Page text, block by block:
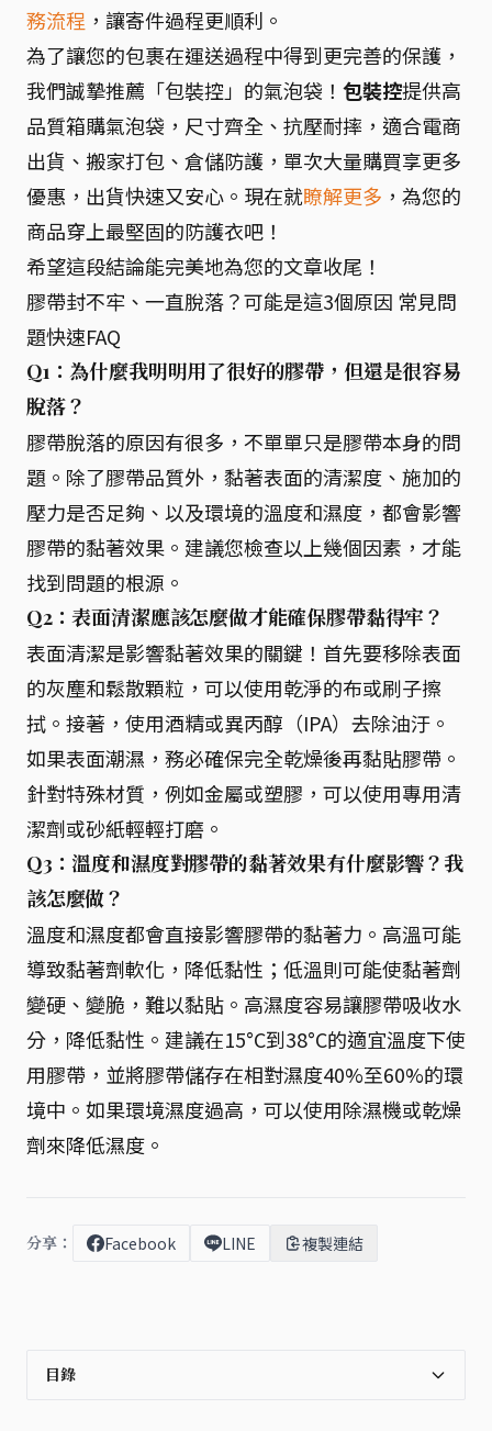
務流程 ，讓寄件過程更順利。
為了讓您的包裹在運送過程中得到更完善的保護，
我們誠摯推薦「包裝控」的氣泡袋！ 包裝控提供高
品質箱購氣泡袋，尺寸齊全、抗壓耐摔，適合電商
出貨、搬家打包、倉儲防護，單次大量購買享更多
優惠，出貨快速又安心。現在就瞭解更多 ，為您的
商品穿上最堅固的防護衣吧！
希望這段結論能完美地為您的文章收尾！
膠帶封不牢、一直脫落？可能是這3個原因 常見問
題快速FAQ
Q1：為什麼我明明用了很好的膠帶，但還是很容易
脫落？
膠帶脫落的原因有很多，不單單只是膠帶本身的問
題。除了膠帶品質外，黏著表面的清潔度、施加的
壓力是否足夠、以及環境的溫度和濕度，都會影響
膠帶的黏著效果。建議您檢查以上幾個因素，才能
找到問題的根源。
Q2：表面清潔應該怎麼做才能確保膠帶黏得牢？
表面清潔是影響黏著效果的關鍵！首先要移除表面
的灰塵和鬆散顆粒，可以使用乾淨的布或刷子擦
拭。接著，使用酒精或異丙醇（IPA）去除油汙。
如果表面潮濕，務必確保完全乾燥後再黏貼膠帶。
針對特殊材質，例如金屬或塑膠，可以使用專用清
潔劑或砂紙輕輕打磨。
Q3：溫度和濕度對膠帶的黏著效果有什麼影響？我
該怎麼做？
溫度和濕度都會直接影響膠帶的黏著力。高溫可能
導致黏著劑軟化，降低黏性；低溫則可能使黏著劑
變硬、變脆，難以黏貼。高濕度容易讓膠帶吸收水
分，降低黏性。建議在15°C到38°C的適宜溫度下使
用膠帶，並將膠帶儲存在相對濕度40%至60%的環
境中。如果環境濕度過高，可以使用除濕機或乾燥
劑來降低濕度。
分享： Facebook LINE 複製連結
目錄